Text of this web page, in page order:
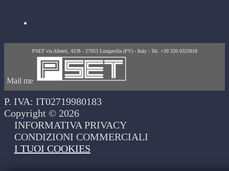
PSET via Alberti, 42/B - 27053 Lungavilla (PV) - Italy - Tel. +39 320 0325818
Mail me
P. IVA: IT02719980183
Copyright © 2026
INFORMATIVA PRIVACY
CONDIZIONI COMMERCIALI
I TUOI COOKIES